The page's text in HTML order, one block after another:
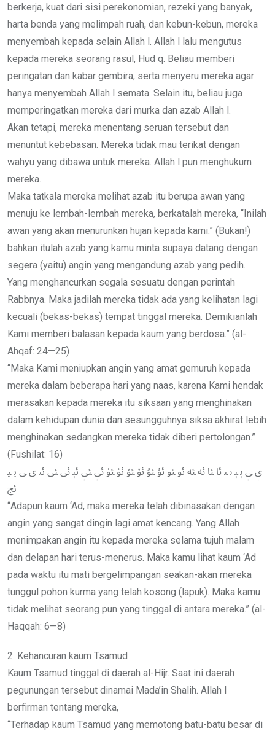
berkerja, kuat dari sisi perekonomian, rezeki yang banyak,
harta benda yang melimpah ruah, dan kebun-kebun, mereka
menyembah kepada selain Allah l. Allah l lalu mengutus
kepada mereka seorang rasul, Hud q. Beliau memberi
peringatan dan kabar gembira, serta menyeru mereka agar
hanya menyembah Allah l semata. Selain itu, beliau juga
memperingatkan mereka dari murka dan azab Allah l.
Akan tetapi, mereka menentang seruan tersebut dan
menuntut kebebasan. Mereka tidak mau terikat dengan
wahyu yang dibawa untuk mereka. Allah l pun menghukum
mereka.
Maka tatkala mereka melihat azab itu berupa awan yang
menuju ke lembah-lembah mereka, berkatalah mereka, “Inilah
awan yang akan menurunkan hujan kepada kami.” (Bukan!)
bahkan itulah azab yang kamu minta supaya datang dengan
segera (yaitu) angin yang mengandung azab yang pedih.
Yang menghancurkan segala sesuatu dengan perintah
Rabbnya. Maka jadilah mereka tidak ada yang kelihatan lagi
kecuali (bekas-bekas) tempat tinggal mereka. Demikianlah
Kami memberi balasan kepada kaum yang berdosa.” (al-
Ahqaf: 24—25)
“Maka Kami meniupkan angin yang amat gemuruh kepada
mereka dalam beberapa hari yang naas, karena Kami hendak
merasakan kepada mereka itu siksaan yang menghinakan
dalam kehidupan dunia dan sesungguhnya siksa akhirat lebih
menghinakan sedangkan mereka tidak diberi pertolongan.”
(Fushilat: 16)
ﯤ ﯥ ﯦ ﯧ ﯨ ﯩ ﯪ ﯫ ﯬ ﯭ ﯮ ﯯ ﯰ ﯱ ﯲ ﯳ ﯴ ﯵ ﯶ ﯷ ﯸ ﯹ ﯺ ﯻ ﯼ ﯽ ﯾ ﯿ
ﰀ
“Adapun kaum ‘Ad, maka mereka telah dibinasakan dengan
angin yang sangat dingin lagi amat kencang. Yang Allah
menimpakan angin itu kepada mereka selama tujuh malam
dan delapan hari terus-menerus. Maka kamu lihat kaum ‘Ad
pada waktu itu mati bergelimpangan seakan-akan mereka
tunggul pohon kurma yang telah kosong (lapuk). Maka kamu
tidak melihat seorang pun yang tinggal di antara mereka.” (al-
Haqqah: 6—8)
2. Kehancuran kaum Tsamud
Kaum Tsamud tinggal di daerah al-Hijr. Saat ini daerah
pegunungan tersebut dinamai Mada’in Shalih. Allah l
berfirman tentang mereka,
“Terhadap kaum Tsamud yang memotong batu-batu besar di